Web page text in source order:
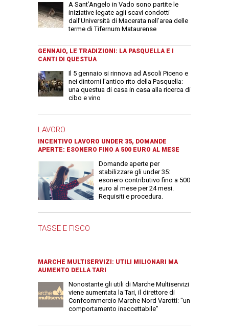
A Sant’Angelo in Vado sono partite le
iniziative legate agli scavi condotti
dall’Università di Macerata nell’area delle
terme di Tifernum Mataurense
GENNAIO, LE TRADIZIONI: LA PASQUELLA E I
CANTI DI QUESTUA
Il 5 gennaio si rinnova ad Ascoli Piceno e
nei dintorni l'antico rito della Pasquella:
una questua di casa in casa alla ricerca di
cibo e vino
LAVORO
INCENTIVO LAVORO UNDER 35, DOMANDE
APERTE: ESONERO FINO A 500 EURO AL MESE
Domande aperte per
stabilizzare gli under 35:
esonero contributivo fino a 500
euro al mese per 24 mesi.
Requisiti e procedura.
TASSE E FISCO
MARCHE MULTISERVIZI: UTILI MILIONARI MA
AUMENTO DELLA TARI
Nonostante gli utili di Marche Multiservizi
viene aumentata la Tari, il direttore di
Confcommercio Marche Nord Varotti: "un
comportamento inaccettabile"